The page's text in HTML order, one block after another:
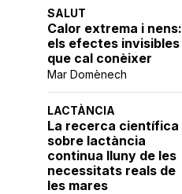
SALUT
Calor extrema i nens:
els efectes invisibles
que cal conèixer
Mar Domènech
LACTÀNCIA
La recerca científica
sobre lactància
continua lluny de les
necessitats reals de
les mares